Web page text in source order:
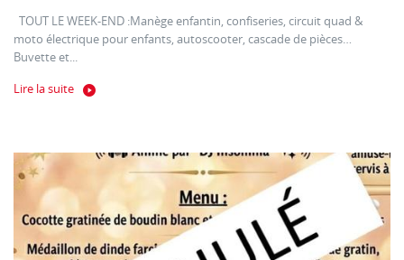
TOUT LE WEEK-END :Manège enfantin, confiseries, circuit quad &
moto électrique pour enfants, autoscooter, cascade de pièces…
Buvette et...
Lire la suite